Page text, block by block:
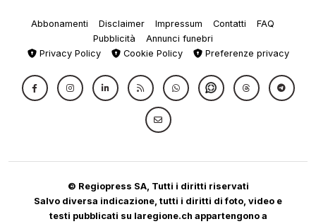
Abbonamenti Disclaimer Impressum Contatti
FAQ
Pubblicità
Annunci funebri
Privacy Policy
Cookie Policy Preferenze privacy
© Regiopress SA, Tutti i diritti riservati
Salvo diversa indicazione, tutti i diritti di foto, video e
testi pubblicati su laregione.ch appartengono a